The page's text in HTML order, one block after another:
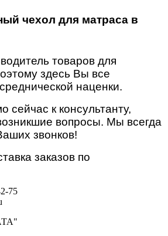
чехол для матраса в
товаров для
здесь Вы все
наценки.
сейчас к консультанту,
вопросы. Мы всегда
звонков!
заказов по
75